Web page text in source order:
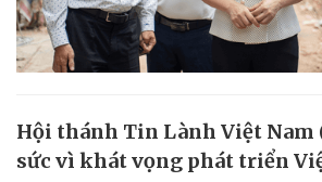
Hội thánh Tin Lành Việt Nam
sức vì khát vọng phát triển